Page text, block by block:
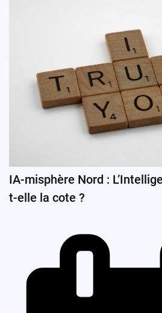
IA-misphère Nord :
t-elle la cote ?